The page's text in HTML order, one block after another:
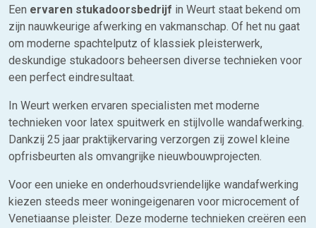
Een ervaren stukadoorsbedrijf in Weurt staat bekend om
zijn nauwkeurige afwerking en vakmanschap. Of het nu gaat
om moderne spachtelputz of klassiek pleisterwerk,
deskundige stukadoors beheersen diverse technieken voor
een perfect eindresultaat.
In Weurt werken ervaren specialisten met moderne
technieken voor latex spuitwerk en stijlvolle wandafwerking.
Dankzij 25 jaar praktijkervaring verzorgen zij zowel kleine
opfrisbeurten als omvangrijke nieuwbouwprojecten.
Voor een unieke en onderhoudsvriendelijke wandafwerking
kiezen steeds meer woningeigenaren voor microcement of
Venetiaanse pleister. Deze moderne technieken creëren een